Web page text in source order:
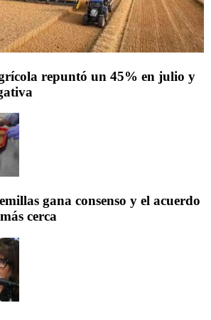
repuntó un 45% en julio y
gana consenso y el acuerdo
cerca